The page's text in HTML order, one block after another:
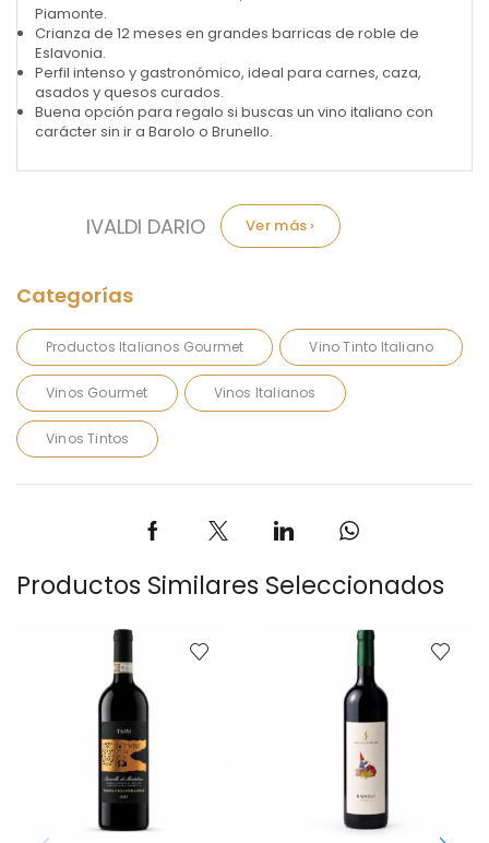
Piamonte.
Crianza de 12 meses en grandes barricas de roble de
Eslavonia.
Perfil intenso y gastronómico, ideal para carnes, caza,
asados y quesos curados.
Buena opción para regalo si buscas un vino italiano con
carácter sin ir a Barolo o Brunello.
IVALDI DARIO
Productos Italianos Gourmet Vino Tinto Italiano
Vinos Gourmet Vinos Italianos
Vinos Tintos
Productos Similares Seleccionados